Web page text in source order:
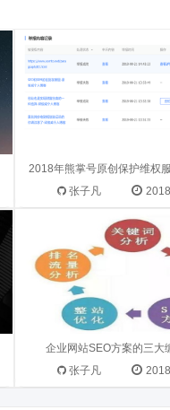
2018年熊掌号原创保护维权
张子凡
企业网站SEO方案的三大
你知道有哪些？ 做SEO一
没有起来，还浪费了很多
SEO就要不断学习优化技
不断...
企业网站SEO方案的三大
张子凡